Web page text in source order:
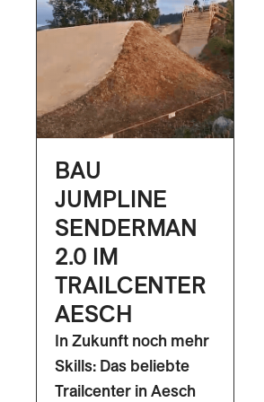
BAU
JUMPLINE
SENDERMAN
2.0 IM
TRAILCENTER
AESCH
In Zukunft noch mehr
Skills: Das beliebte
Trailcenter in Aesch